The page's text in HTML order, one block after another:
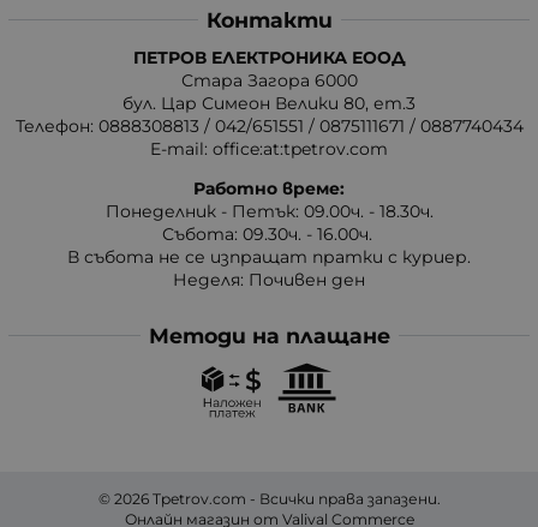
Контакти
ПЕТРОВ ЕЛЕКТРОНИКА ЕООД
Стара Загора 6000
бул. Цар Симеон Велики 80, ет.3
Телефон: 0888308813 / 042/651551 / 0875111671 / 0887740434
E-mail: office:at:tpetrov.com
Работно време:
Понеделник - Петък: 09.00ч. - 18.30ч.
Събота: 09.30ч. - 16.00ч.
В събота не се изпращат пратки с куриер.
Неделя: Почивен ден
Методи на плащане
© 2026 Tpetrov.com - Всички права запазени.
Онлайн магазин от Valival Commerce